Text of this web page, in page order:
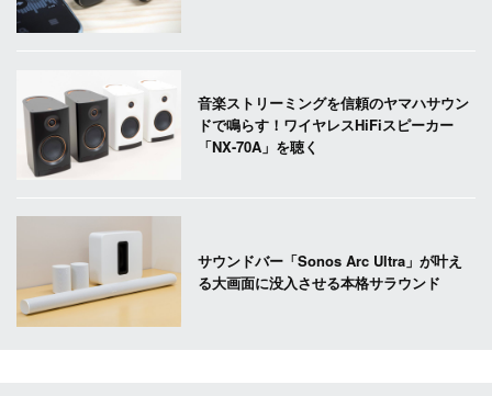
音楽ストリーミングを信頼のヤマハサウン
ドで鳴らす！ワイヤレスHiFiスピーカー
「NX-70A」を聴く
サウンドバー「Sonos Arc Ultra」が叶え
る大画面に没入させる本格サラウンド